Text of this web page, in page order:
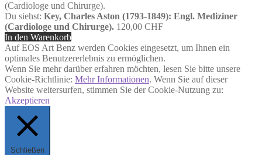
Du siehst: Key, Charles Aston (1793-1849): Engl. Mediziner
(Cardiologe und Chirurge). 120,00 CHF
In den Warenkorb
Auf EOS Art Benz werden Cookies eingesetzt, um Ihnen ein
optimales Benutzererlebnis zu ermöglichen.
Wenn Sie mehr darüber erfahren möchten, lesen Sie bitte unsere
Cookie-Richtlinie: Mehr Informationen. Wenn Sie auf dieser
Website weitersurfen, stimmen Sie der Cookie-Nutzung zu:
Akzeptieren
Schließen